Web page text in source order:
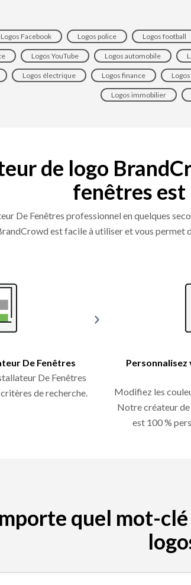
Logos Facebook Logos police Logos football
Logos YouTube Logos automobile
Logos électrique Logos finance
Logos immobilier
de logo
fenêtres
De Fenêtres professionnel en quelques
est facile à utiliser et vous permet
De Fenêtres
De Fenêtres
de recherche.
Modifiez les
Notre créateur
est 100 %
quel mot-